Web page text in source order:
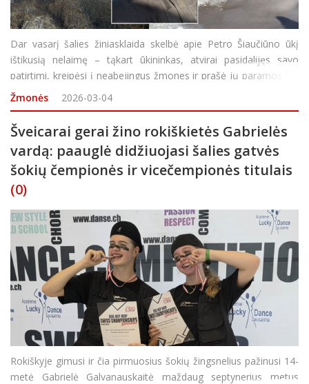
Dar vasarį šalies žiniasklaida skelbė apie Petro Šiaučiūno ūkį
ištikusią nelaimę – tąkart ūkininkas, atvirai pasidalijęs savo
patirtimi, kreipėsi į neabejingus žmones ir prašė jų paramos bei
pagalbos. Visgi, neseniai savo YouTube kanalo laidoje vyras
pranešė
Žmonės 2026-03-04
Šveicarai gerai žino rokiškietės Gabrielės
vardą: paauglė didžiuojasi šalies gatvės
šokių čempionės ir vicečempionės titulais
(0)
Rokiškyje gimusi ir čia pirmuosius šokių žingsnelius pažinusi 14-
metė Gabrielė Galvanauskaitė maždaug septynerius metus